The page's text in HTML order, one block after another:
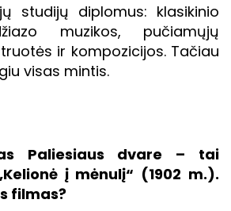
studijų diplomus: klasikinio
muzikos, pučiamųjų
ir kompozicijos. Tačiau
visas mintis.
Paliesiaus dvare – tai
į mėnulį“ (1902 m.).
filmas?